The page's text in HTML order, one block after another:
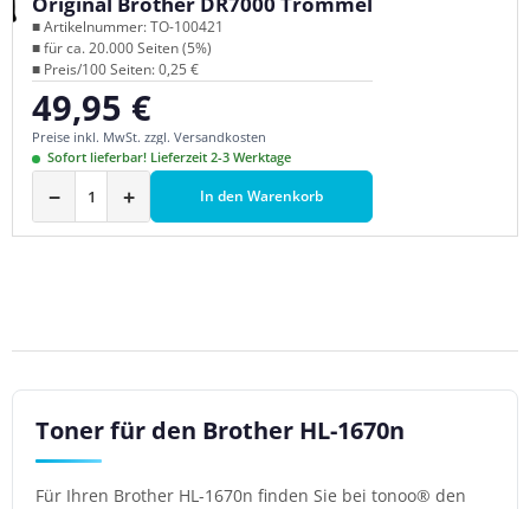
■ Artikelnummer: TO-100421
■ für ca. 20.000 Seiten (5%)
■ Preis/100 Seiten: 0,25 €
Regulärer Preis:
49,95 €
Preise inkl. MwSt. zzgl. Versandkosten
Sofort lieferbar! Lieferzeit 2-3 Werktage
− + In den Warenkorb
Toner für den Brother HL-1670n
Für Ihren Brother HL-1670n finden Sie bei tonoo® den